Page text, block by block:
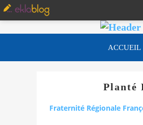
ACCUEIL
Planté
Fraternité Régionale